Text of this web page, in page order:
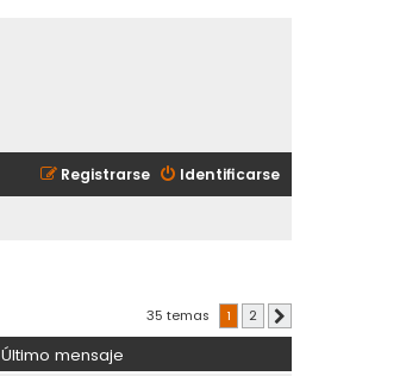
Identificarse
Registrarse
35 temas 1 2
Último mensaje